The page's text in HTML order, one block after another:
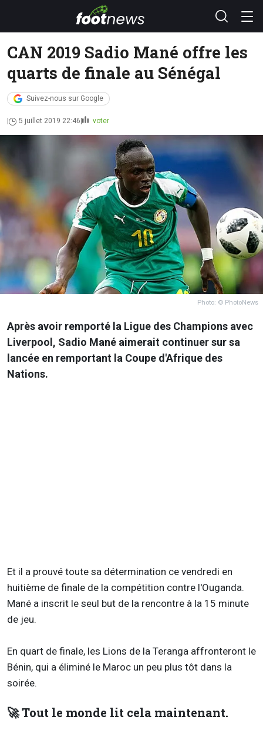
CAN 2019 Sadio Mané offre les
quarts de finale au Sénégal
Suivez-nous sur Google
5 juillet 2019 22:46 voter
Photo: © PhotoNews
Après avoir remporté la Ligue des Champions avec
Liverpool, Sadio Mané aimerait continuer sur sa
lancée en remportant la Coupe d'Afrique des
Nations.
Et il a prouvé toute sa détermination ce vendredi en
huitième de finale de la compétition contre l'Ouganda.
Mané a inscrit le seul but de la rencontre à la 15 minute
de jeu.
En quart de finale, les Lions de la Teranga affronteront le
Bénin, qui a éliminé le Maroc un peu plus tôt dans la
soirée.
🚀 Tout le monde lit cela maintenant.